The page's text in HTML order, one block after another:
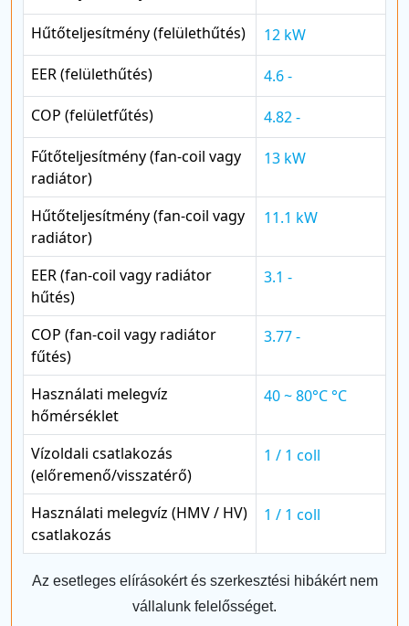
Hűtőteljesítmény (felülethűtés)
12 kW
EER (felülethűtés)
4.6 -
COP (felületfűtés)
4.82 -
Fűtőteljesítmény (fan-coil vagy
radiátor)
13 kW
Hűtőteljesítmény (fan-coil vagy
radiátor)
11.1 kW
EER (fan-coil vagy radiátor
hűtés)
3.1 -
COP (fan-coil vagy radiátor
fűtés)
3.77 -
Használati melegvíz
hőmérséklet
40 ~ 80°C °C
Vízoldali csatlakozás
(előremenő/visszatérő)
1 / 1 coll
Használati melegvíz (HMV / HV)
csatlakozás
1 / 1 coll
Az esetleges elírásokért és szerkesztési hibákért nem
vállalunk felelősséget.